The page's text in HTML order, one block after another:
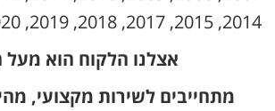
2014, 2015, 2017, 2018, 2019, 2020, 2021
אצלנו הלקוח הוא מעל
מתחייבים לשירות מקצועי,